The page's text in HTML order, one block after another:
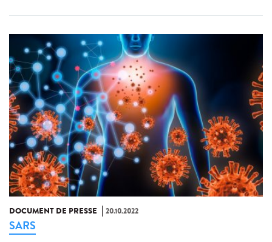
DOCUMENT DE PRESSE 20.10.2022
SARS